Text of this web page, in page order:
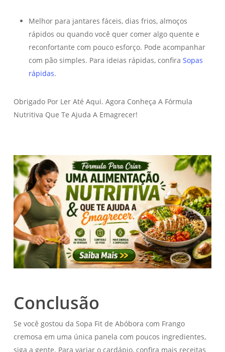
Melhor para jantares fáceis, dias frios, almoços
rápidos ou quando você quer comer algo quente e
reconfortante com pouco esforço. Pode acompanhar
com pão simples. Para ideias rápidas, confira Sopas
rápidas.
Obrigado Por Ler Até Aqui. Agora Conheça A Fórmula
Nutritiva Que Te Ajuda A Emagrecer!
Conclusão
Se você gostou da Sopa Fit de Abóbora com Frango
cremosa em uma única panela com poucos ingredientes,
siga a gente. Para variar o cardápio, confira mais receitas